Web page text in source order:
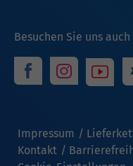
Besuchen Sie uns auch
Impressum
Kontakt